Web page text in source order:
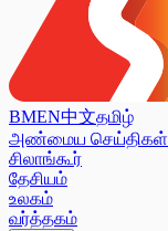
BMEN中文தமிழ்
அண்மைய செய்திகள்
சிலாங்கூர்
தேசியம்
உலகம்
வர்த்தகம்